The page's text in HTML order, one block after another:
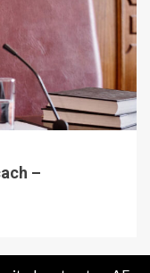
–